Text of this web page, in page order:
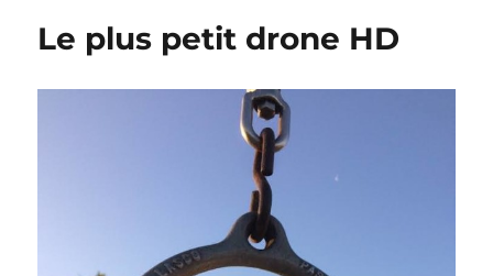
Le plus petit drone HD